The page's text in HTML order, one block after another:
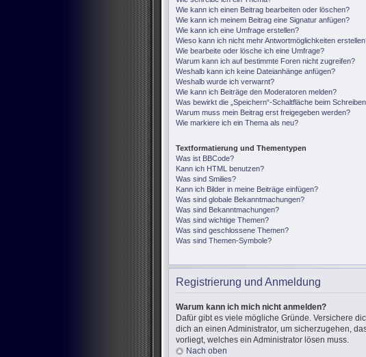
Wie kann ich einen Beitrag bearbeiten oder löschen?
Wie kann ich meinem Beitrag eine Signatur anfügen?
Wie kann ich eine Umfrage erstellen?
Wieso kann ich nicht mehr Antwortmöglichkeiten
Wie bearbeite oder lösche ich eine Umfrage?
Warum kann ich auf bestimmte Foren nicht zugreifen?
Weshalb kann ich keine Dateianhänge anfügen?
Weshalb wurde ich verwarnt?
Wie kann ich Beiträge den Moderatoren melden?
Was bewirkt die „Speichern“-Schaltfläche beim
Warum muss mein Beitrag erst freigegeben werden?
Wie markiere ich ein Thema als neu?
Textformatierung und Thementypen
Was ist BBCode?
Kann ich HTML benutzen?
Was sind Smilies?
Kann ich Bilder in meine Beiträge einfügen?
Was sind globale Bekanntmachungen?
Was sind Bekanntmachungen?
Was sind wichtige Themen?
Was sind geschlossene Themen?
Was sind Themen-Symbole?
Registrierung und Anmeldung
Warum kann ich mich nicht anmelden?
Dafür gibt es viele mögliche Gründe. Versichere
dich an einen Administrator, um sicherzugehen,
vorliegt, welches ein Administrator lösen muss.
Nach oben